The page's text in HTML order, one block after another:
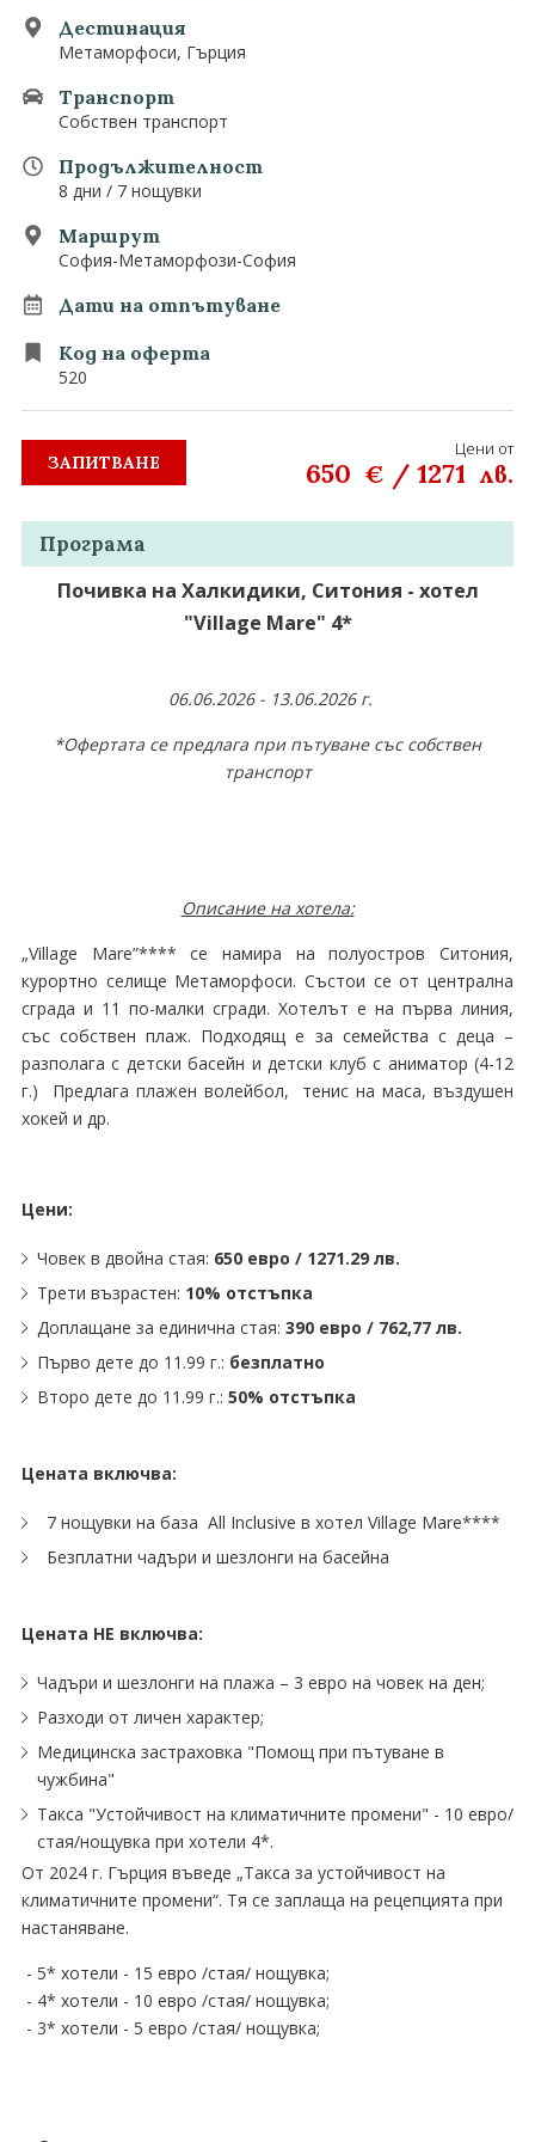
Екзотични
Последвайте ни
Дестинация
Метаморфоси, Гърция
Транспорт
Собствен транспорт
Продължителност
8 дни / 7 нощувки
Маршрут
София-Метаморфози-София
Дати на отпътуване
Код на оферта
520
ЗАПИТВАНЕ
Цени от
650 € /1271 лв.
Програма
Почивка на Халкидики, Ситония - хотел
"Village Mare" 4*
06.06.2026 - 13.06.2026 г.
*Офертата се предлага при пътуване със собствен
транспорт
Описание на хотела:
„Village Mare”**** се намира на полуостров Ситония,
курортно селище Метаморфоси. Състои се от централна
сграда и 11 по-малки сгради. Хотелът е на първа линия,
със собствен плаж. Подходящ е за семейства с деца –
разполага с детски басейн и детски клуб с аниматор (4-12
г.) Предлага плажен волейбол, тенис на маса, въздушен
хокей и др.
Цени:
Човек в двойна стая: 650 евро / 1271.29 лв.
Трети възрастен: 10% отстъпка
Доплащане за единична стая: 390евро / 762,77 лв.
Първо дете до 11.99 г.: безплатно
Второ дете до 11.99 г.: 50% отстъпка
Цената включва:
7 нощувки на база All Inclusive в хотел Village Mare****
Безплатни чадъри и шезлонги на басейна
Цената НЕ включва:
Чадъри и шезлонги на плажа – 3 евро на човек на ден;
Разходи от личен характер;
Медицинска застраховка "Помощ при пътуване в
чужбина"
Такса "Устойчивост на климатичните промени" - 10 евро/
стая/нощувка при хотели 4*.
От 2024 г. Гърция въведе „Такса за устойчивост на
климатичните промени“. Тя се заплаща на рецепцията при
настаняване.
- 5* хотели - 15 евро /стая/ нощувка;
- 4* хотели - 10 евро /стая/ нощувка;
- 3* хотели - 5 евро /стая/ нощувка;